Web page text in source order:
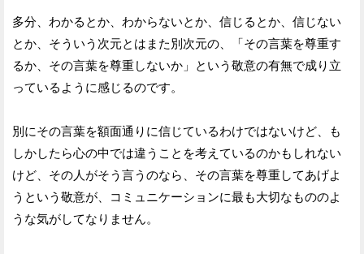
多分、わかるとか、わからないとか、信じるとか、信じない
とか、そういう次元とはまた別次元の、「その言葉を尊重す
るか、その言葉を尊重しないか」という敬意の有無で成り立
っているように感じるのです。
別にその言葉を額面通りに信じているわけではないけど、も
しかしたら心の中では違うことを考えているのかもしれない
けど、その人がそう言うのなら、その言葉を尊重してあげよ
うという敬意が、コミュニケーションに最も大切なもののよ
うな気がしてなりません。